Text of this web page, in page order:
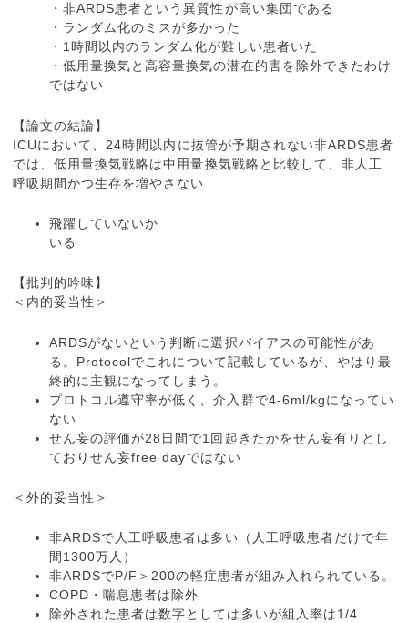
・非ARDS患者という異質性が高い集団である
・ランダム化のミスが多かった
・1時間以内のランダム化が難しい患者いた
・低用量換気と高容量換気の潜在的害を除外できたわけ
ではない
【論文の結論】
ICUにおいて、24時間以内に抜管が予期されない非ARDS患者
では、低用量換気戦略は中用量換気戦略と比較して、非人工
呼吸期間かつ生存を増やさない
飛躍していないか
いる
【批判的吟味】
＜内的妥当性＞
ARDSがないという判断に選択バイアスの可能性があ
る。Protocolでこれについて記載しているが、やはり最
終的に主観になってしまう。
プロトコル遵守率が低く、介入群で4-6ml/kgになってい
ない
せん妄の評価が28日間で1回起きたかをせん妄有りとし
ておりせん妄free dayではない
＜外的妥当性＞
非ARDSで人工呼吸患者は多い（人工呼吸患者だけで年
間1300万人）
非ARDSでP/F＞200の軽症患者が組み入れられている。
COPD・喘息患者は除外
除外された患者は数字としては多いが組入率は1/4